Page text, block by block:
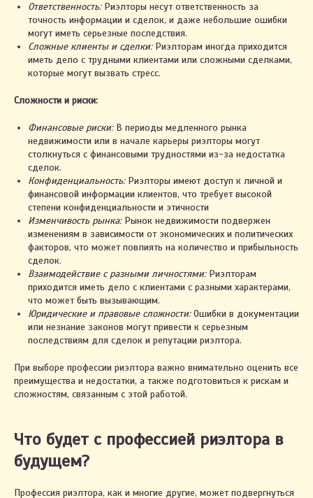
Ответственность: Риэлторы несут ответственность за
точность информации и сделок, и даже небольшие ошибки
могут иметь серьезные последствия.
Сложные клиенты и сделки:Риэлторам иногда приходится
иметь дело с трудными клиентами или сложными сделками,
которые могут вызвать стресс.
Сложности и риски:
Финансовые риски: В периоды медленного рынка
недвижимости или в начале карьеры риэлторы могут
столкнуться с финансовыми трудностями из-за недостатка
сделок.
Конфиденциальность:Риэлторы имеют доступ к личной и
финансовой информации клиентов, что требует высокой
степени конфиденциальности и этичности
Изменчивость рынка: Рынок недвижимости подвержен
изменениям в зависимости от экономических и политических
факторов, что может повлиять на количество и прибыльность
сделок.
Взаимодействие с разными личностями: Риэлторам
приходится иметь дело с клиентами с разными характерами,
что может быть вызывающим.
Юридические и правовые сложности:Ошибки в документации
или незнание законов могут привести к серьезным
последствиям для сделок и репутации риэлтора.
При выборе профессии риэлтора важно внимательно оценить все
преимущества и недостатки, а также подготовиться к рискам и
сложностям, связанным с этой работой.
Что будет с профессией риэлтора в
будущем?
Профессия риэлтора, как и многие другие, может подвергнуться